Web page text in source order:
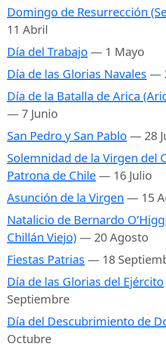
Domingo de Resurrección
11 Abril
Día del Trabajo — 1 Mayo
Día de las Glorias Navales —
Día de la Batalla de Arica
— 7 Junio
San Pedro y San Pablo — 28
Solemnidad de la Virgen del
Patrona de Chile— 16 Julio
Asunción de la Virgen — 15
Natalicio de Bernardo
Chillán Viejo)— 20 Agosto
Fiestas Patrias — 18
Día de las Glorias del Ejército
Septiembre
Día del Descubrimiento de
Octubre